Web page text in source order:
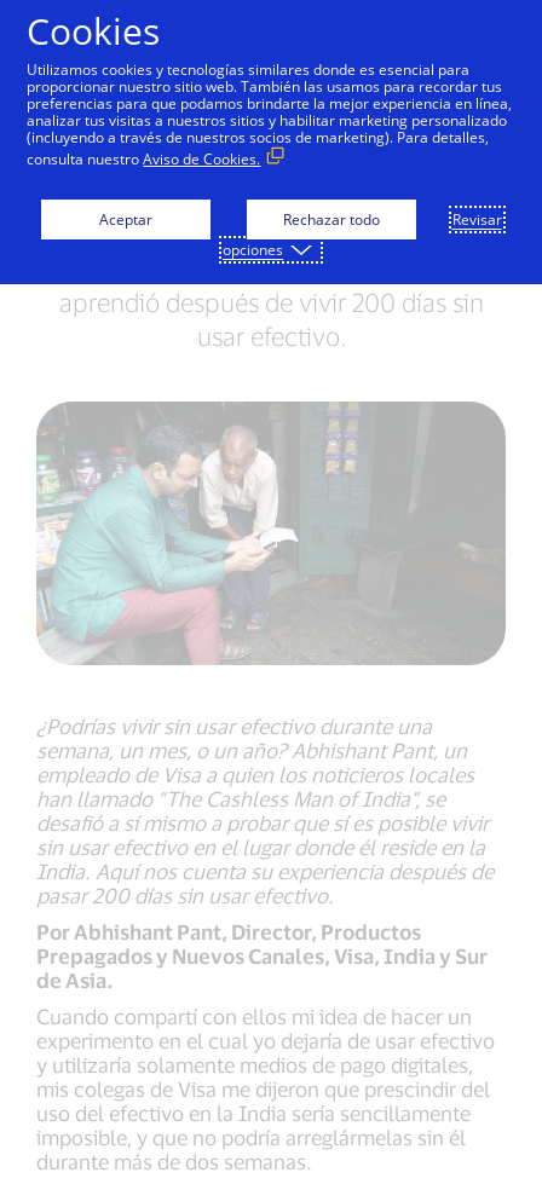
IMPACTO GLOBAL
El hombre que vivió sin
usar efectivo en la India
Un empleado de Visa cuenta lo que
aprendió después de vivir 200 días sin
usar efectivo.
¿Podrías vivir sin usar efectivo durante una
semana, un mes, o un año? Abhishant Pant, un
empleado de Visa a quien los noticieros locales
han llamado “The Cashless Man of India”, se
desafió a sí mismo a probar que sí es posible vivir
sin usar efectivo en el lugar donde él reside en la
India. Aquí nos cuenta su experiencia después de
pasar 200 días sin usar efectivo.
Por Abhishant Pant, Director, Productos
Prepagados y Nuevos Canales, Visa, India y Sur
de Asia.
Cuando compartí con ellos mi idea de hacer un
experimento en el cual yo dejaría de usar efectivo
y utilizaría solamente medios de pago digitales,
mis colegas de Visa me dijeron que prescindir del
uso del efectivo en la India sería sencillamente
imposible, y que no podría arreglármelas sin él
durante más de dos semanas.
Cookies
Utilizamos cookies y tecnologías similares donde es esencial para
proporcionar nuestro sitio web. También las usamos para recordar tus
preferencias para que podamos brindarte la mejor experiencia en línea,
analizar tus visitas a nuestros sitios y habilitar marketing personalizado
(incluyendo a través de nuestros socios de marketing). Para detalles,
consulta nuestroAviso de Cookies.
Aceptar Rechazar todo
Revisar
opciones